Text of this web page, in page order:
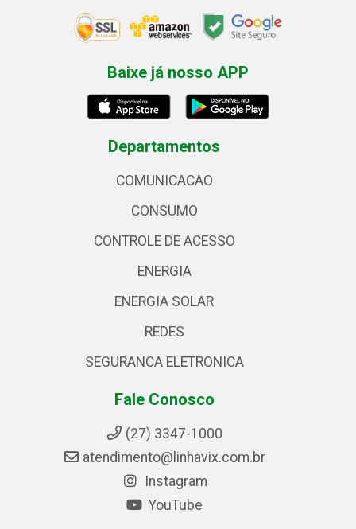
Baixe já nosso APP
Departamentos
COMUNICACAO
CONSUMO
CONTROLE DE ACESSO
ENERGIA
ENERGIA SOLAR
REDES
SEGURANCA ELETRONICA
Fale Conosco
(27) 3347-1000
atendimento@linhavix.com.br
Instagram
YouTube